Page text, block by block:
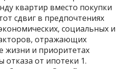
квартир вместо покупки
сдвиг в предпочтениях
социальных и
отражающих
жизни и приоритетах
отказа от ипотеки 1.